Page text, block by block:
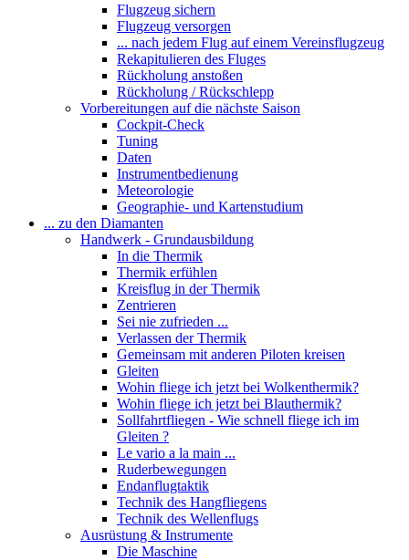
Flugzeug sichern
Flugzeug versorgen
... nach jedem Flug auf einem Vereinsflugzeug
Rekapitulieren des Fluges
Rückholung anstoßen
Rückholung / Rückschlepp
Vorbereitungen auf die nächste Saison
Cockpit-Check
Tuning
Daten
Instrumentbedienung
Meteorologie
Geographie- und Kartenstudium
... zu den Diamanten
Handwerk - Grundausbildung
In die Thermik
Thermik erfühlen
Kreisflug in der Thermik
Zentrieren
Sei nie zufrieden ...
Verlassen der Thermik
Gemeinsam mit anderen Piloten kreisen
Gleiten
Wohin fliege ich jetzt bei Wolkenthermik?
Wohin fliege ich jetzt bei Blauthermik?
Sollfahrtfliegen - Wie schnell fliege ich im
Gleiten ?
Le vario a la main ...
Ruderbewegungen
Endanflugtaktik
Technik des Hangfliegens
Technik des Wellenflugs
Ausrüstung & Instrumente
Die Maschine